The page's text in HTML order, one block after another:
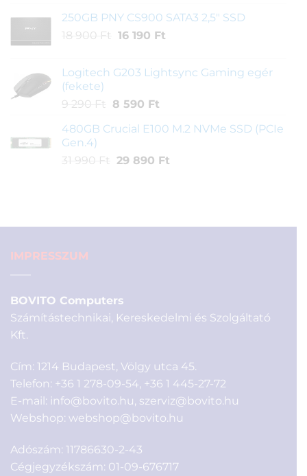
was:
79
is:
250GB PNY CS900 SATA3 2,5" SSD
18 900 Ft Original
18
16 190 FtCurrent
16
Logitech G203 Lightsync Gaming egér
(fekete)
9 290 Ft
Original
was:
290 Ft.
8 590 FtCurrent
is:
590 Ft.
480GB Crucial E100 M.2 NVMe SSD (PCIe
Gen.4)
31 990 Ft Original
29 890 FtCurrent
IMPRESSZUM
BOVITO Computers
Számítástechnikai, Kereskedelmi és Szolgáltató
Kft.
Cím: 1214 Budapest, Völgy utca 45.
Telefon: +36 1 278-09-54, +36 1 445-27-72
E-mail: info@bovito.hu, szerviz@bovito.hu
Webshop: webshop@bovito.hu
Adószám: 11786630-2-43
Cégjegyzékszám: 01-09-676717